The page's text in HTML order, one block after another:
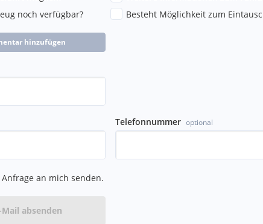
Ihrem Autokauf
noch verfügbar?
Besteht Möglichkeit zum
hinzufügen
Telefonnummer optional
an mich senden.
Mail absenden